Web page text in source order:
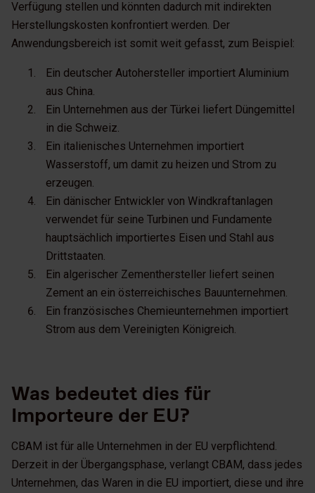
Verfügung stellen und könnten dadurch mit indirekten
Herstellungskosten konfrontiert werden. Der
Anwendungsbereich ist somit weit gefasst, zum Beispiel:
Ein deutscher Autohersteller importiert Aluminium
aus China.
Ein Unternehmen aus der Türkei liefert Düngemittel
in die Schweiz.
Ein italienisches Unternehmen importiert
Wasserstoff, um damit zu heizen und Strom zu
erzeugen.
Ein dänischer Entwickler von Windkraftanlagen
verwendet für seine Turbinen und Fundamente
hauptsächlich importiertes Eisen und Stahl aus
Drittstaaten.
Ein algerischer Zementhersteller liefert seinen
Zement an ein österreichisches Bauunternehmen.
Ein französisches Chemieunternehmen importiert
Strom aus dem Vereinigten Königreich.
Was bedeutet dies für
Importeure der EU?
CBAM ist für alle Unternehmen in der EU verpflichtend.
Derzeit in der Übergangsphase, verlangt CBAM, dass jedes
Unternehmen, das Waren in die EU importiert, diese und ihre